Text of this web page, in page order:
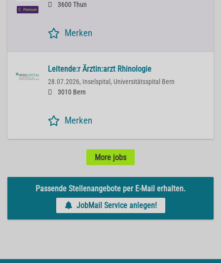
Premium
3600 Thun
Merken
Leitende:r Ärztin:arzt Rhinologie
28.07.2026, Inselspital, Universitätsspital Bern
3010 Bern
Merken
More jobs
Passende Stellenangebote per E-Mail erhalten.
JobMail Service anlegen!